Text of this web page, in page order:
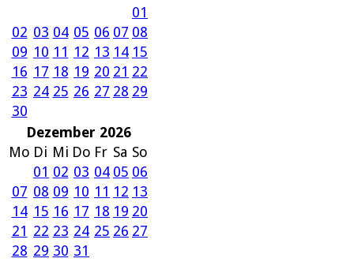
01
02 03 04 05 06 07 08
09 10 11 12 13 14 15
16 17 18 19 20 21 22
23 24 25 26 27 28 29
30
Dezember 2026
Mo Di Mi Do Fr Sa So
01 02 03 04 05 06
07 08 09 10 11 12 13
14 15 16 17 18 19 20
21 22 23 24 25 26 27
28 29 30 31